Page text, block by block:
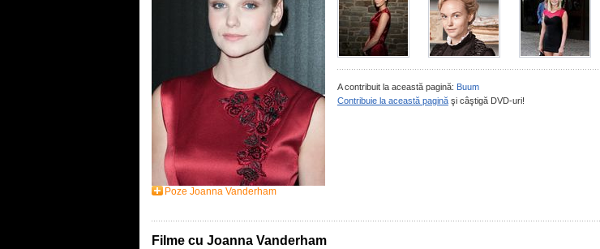
Poze Joanna Vanderham
A contribuit la această pagină: Buum
Contribuie la această pagină şi câştigă DVD-uri!
Filme cu Joanna Vanderham